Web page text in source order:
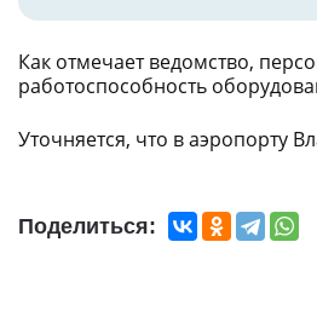
Как отмечает ведомство,
работоспособность
Уточняется, что в аэропорту
Поделиться: